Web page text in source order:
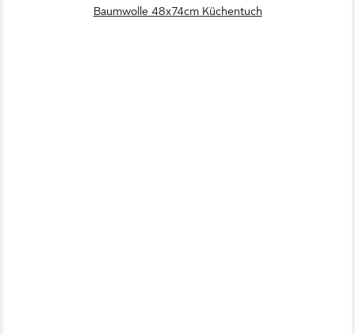
Baumwolle 48x74cm Küchentuch